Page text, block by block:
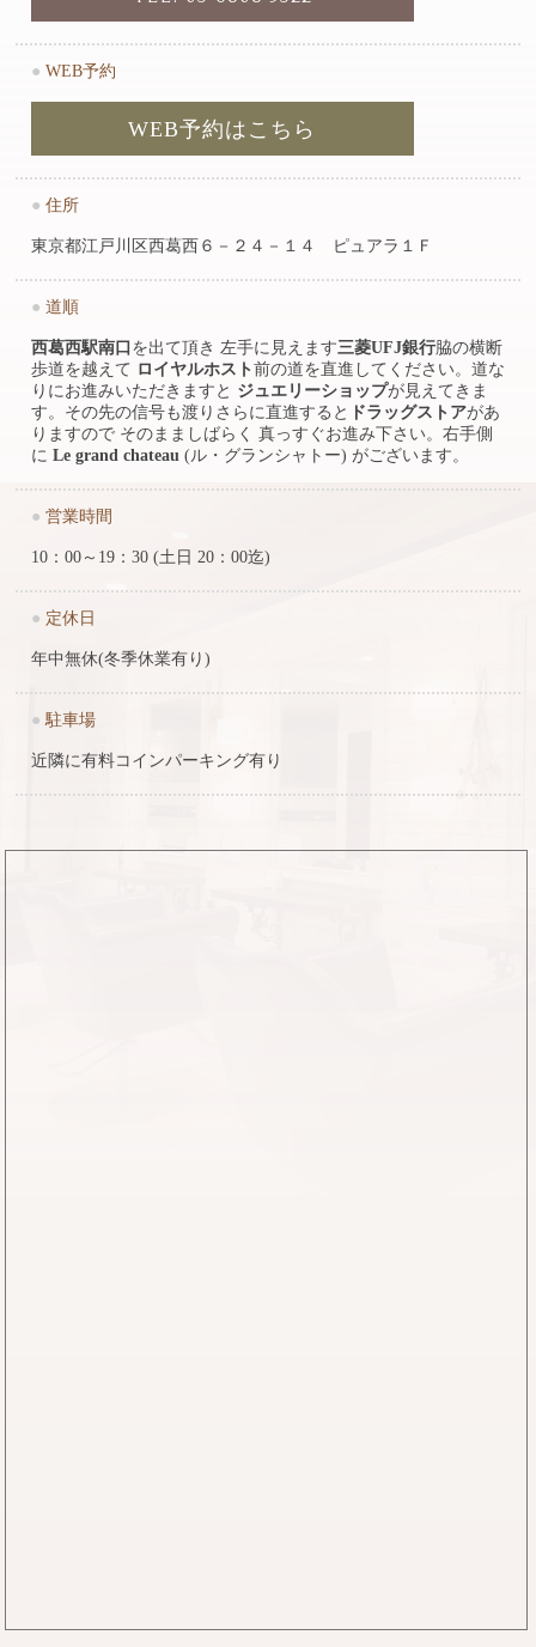
● WEB予約
WEB予約はこちら
● 住所
東京都江戸川区西葛西６－２４－１４ ピュアラ１Ｆ
● 道順
西葛西駅南口 を出て頂き 左手に見えます三菱UFJ銀行脇の横断
歩道を越えて ロイヤルホスト 前の道を直進してください。道な
りにお進みいただきますと ジュエリーショップが見えてきま
す。その先の信号も渡りさらに直進すると ドラッグストアがあ
りますので そのまましばらく 真っすぐお進み下さい。右手側
に Le grand chateau (ル・グランシャトー) がございます。
● 営業時間
10：00～19：30 (土日 20：00迄)
● 定休日
年中無休(冬季休業有り)
● 駐車場
近隣に有料コインパーキング有り